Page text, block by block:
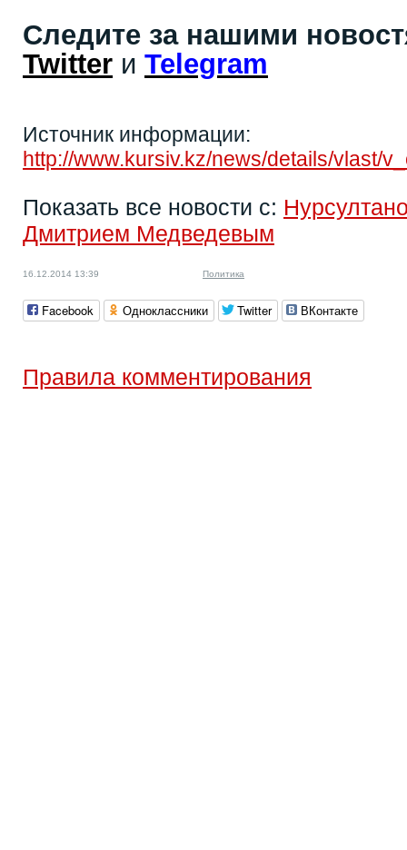
Следите за нашими
Twitter и Telegram
Источник информации:
http://www.kursiv.kz/news/details/vlast/
Показать все новости с:
Дмитрием Медведевым
16.12.2014 13:39 Политика
Facebook Одноклассники Twitter ВКонтакте
Правила комментирования